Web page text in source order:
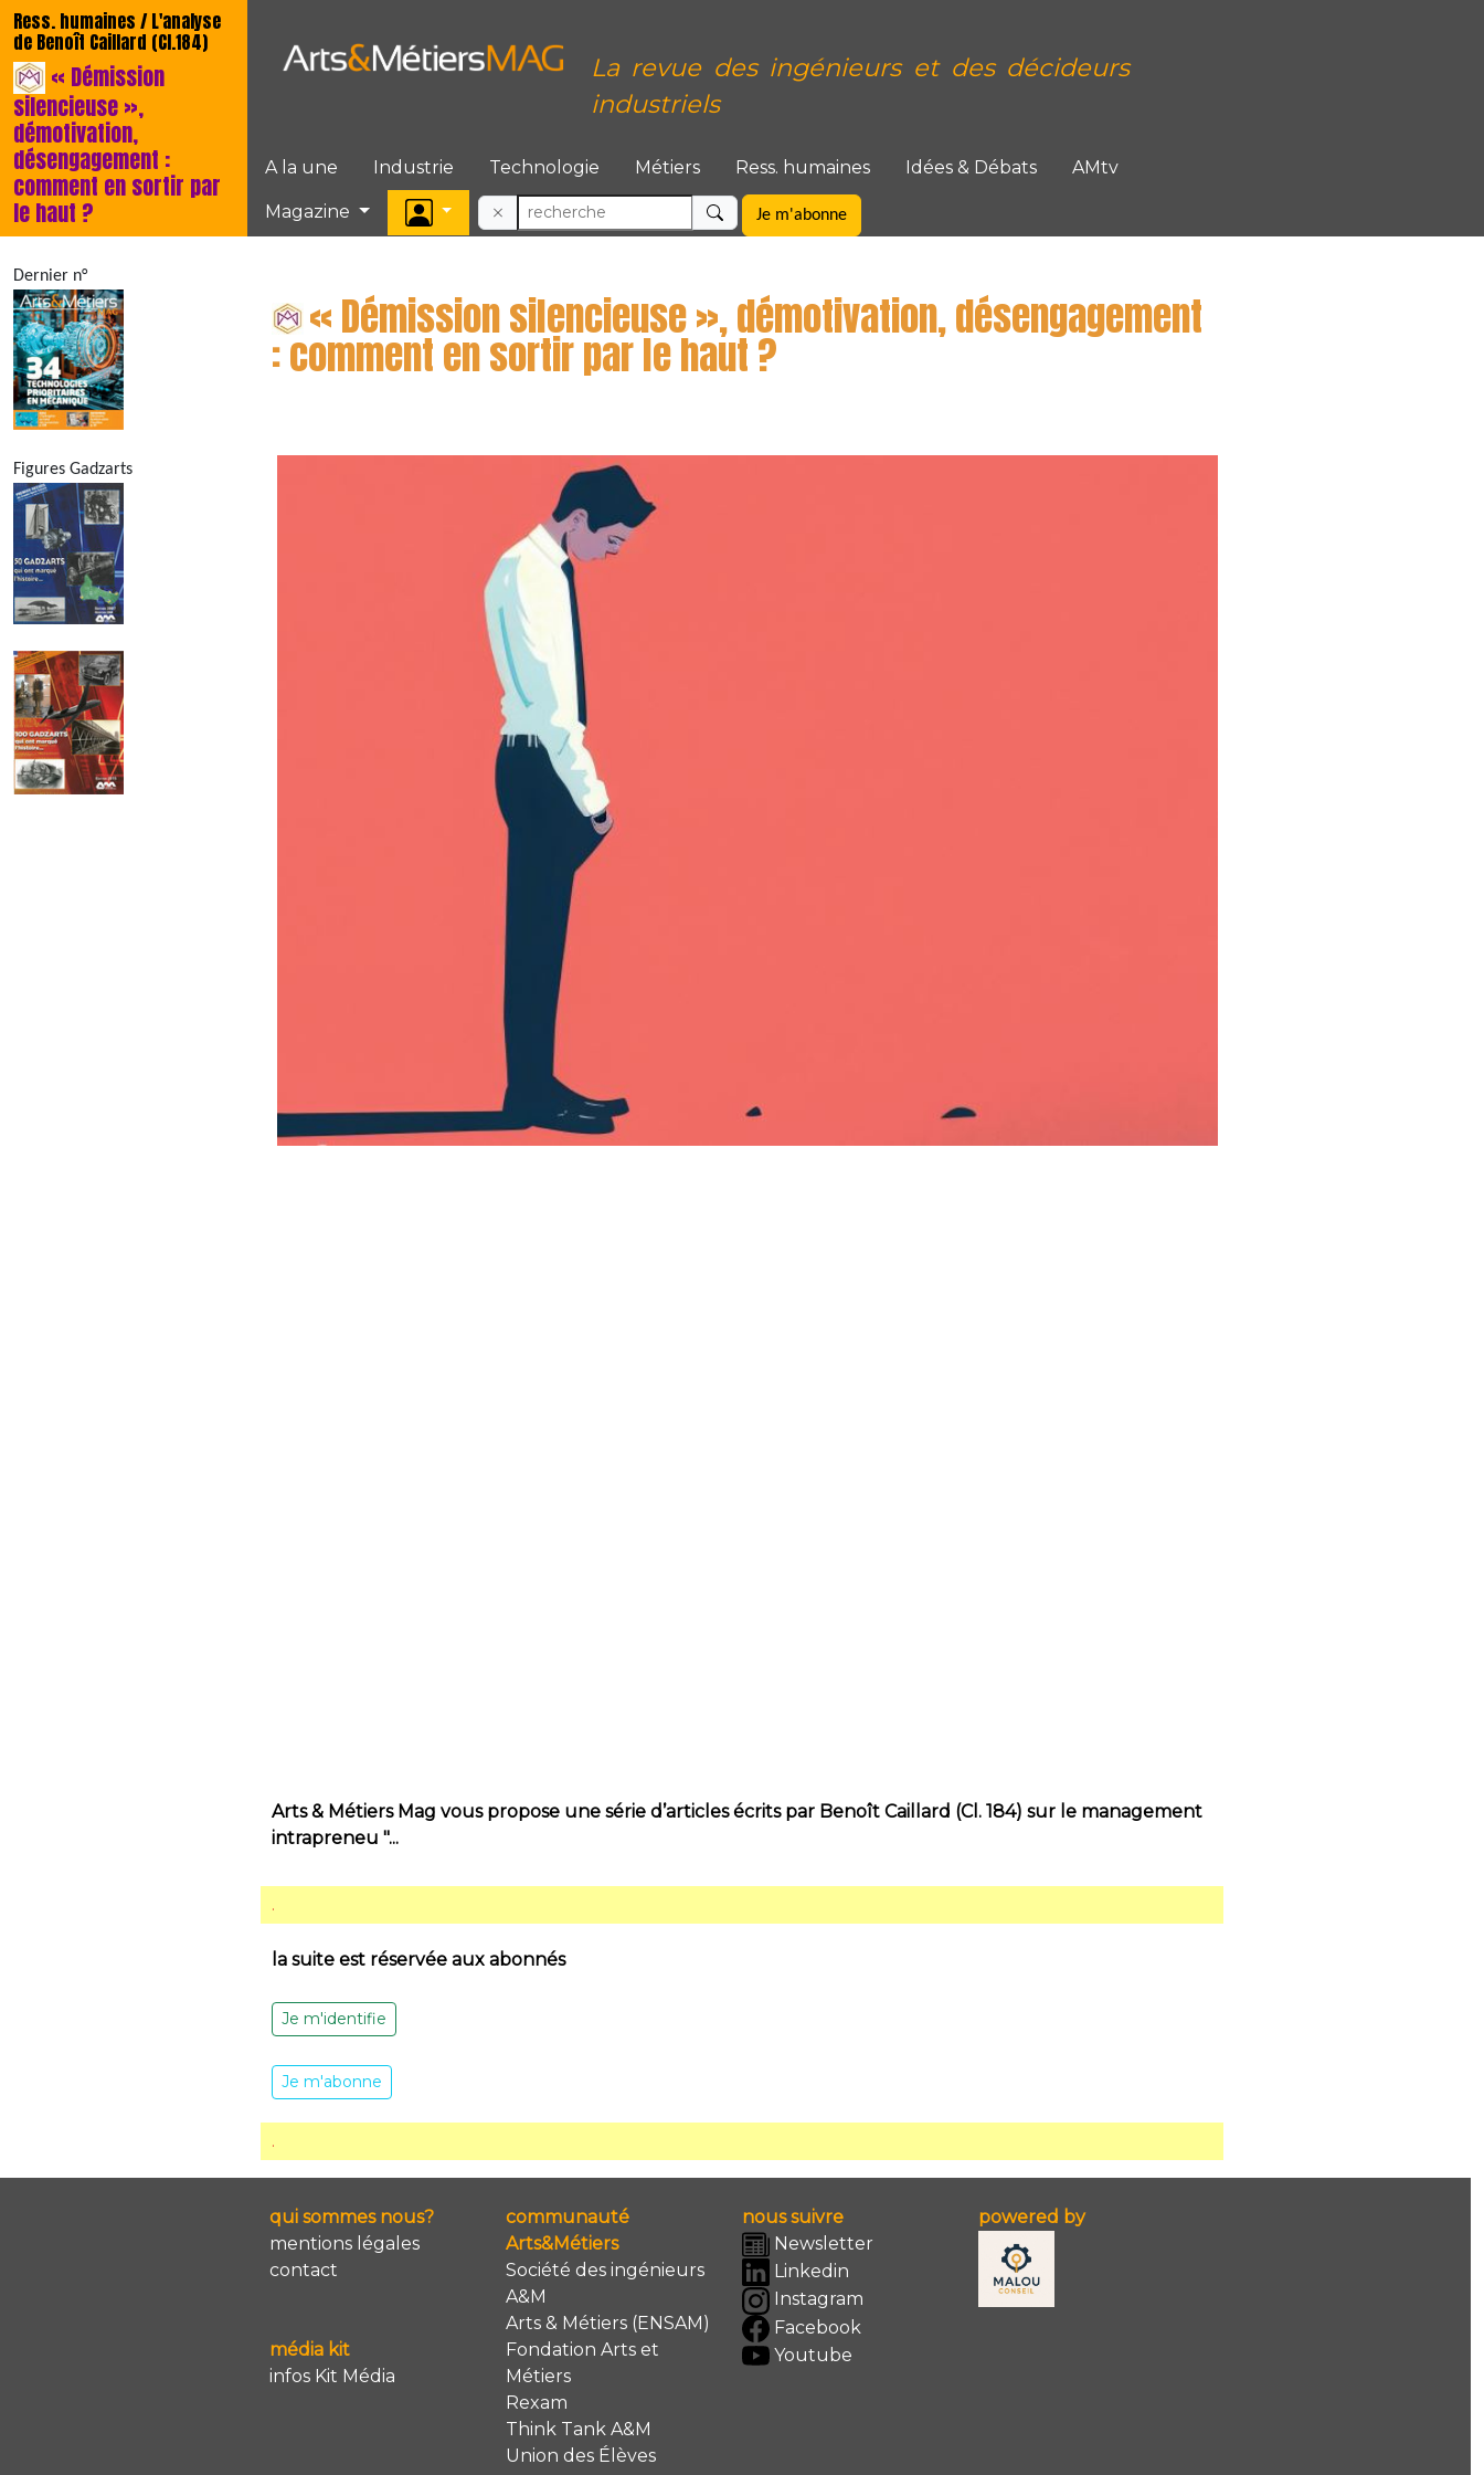
Ress. humaines / L'analyse
de Benoît Caillard (Cl.184)
« Démission
silencieuse »,
démotivation,
désengagement :
comment en sortir par
le haut ?
La revue des ingénieurs et des décideurs
industriels
A la une Industrie Technologie Métiers Ress. humaines Idées & Débats AMtv
Magazine Je m'abonne
Dernier n°
Figures Gadzarts
« Démission silencieuse », démotivation, désengagement
: comment en sortir par le haut ?
​​​​​​​​​​​​​​Arts & Métiers Mag vous propose une série d’articles écrits par Benoît Caillard (Cl. 184) sur le management
intrapreneu "...
.
la suite est réservée aux abonnés
Je m'identifie
Je m'abonne
.
qui sommes nous?
mentions légales
contact
média kit
infos Kit Média
communauté
Arts&Métiers
Société des ingénieurs
A&M
Arts & Métiers (ENSAM)
Fondation Arts et
Métiers
Rexam
Think Tank A&M
Union des Élèves
nous suivre
Newsletter
Linkedin
Instagram
Facebook
Youtube
powered by